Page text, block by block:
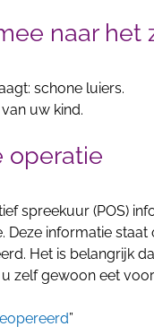
naar het
schone luiers.
uw kind.
operatie
spreekuur (POS)
Deze informatie
Het is belangrijk
zelf gewoon eet
”